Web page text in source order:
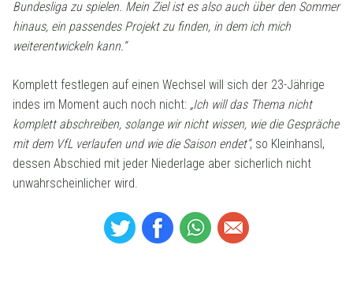
Bundesliga zu spielen. Mein Ziel ist es also auch über den Sommer
hinaus, ein passendes Projekt zu finden, in dem ich mich
weiterentwickeln kann.“
Komplett festlegen auf einen Wechsel will sich der 23-Jährige
indes im Moment auch noch nicht: „Ich will das Thema nicht
komplett abschreiben, solange wir nicht wissen, wie die Gespräche
mit dem VfL verlaufen und wie die Saison endet“, so Kleinhansl,
dessen Abschied mit jeder Niederlage aber sicherlich nicht
unwahrscheinlicher wird.